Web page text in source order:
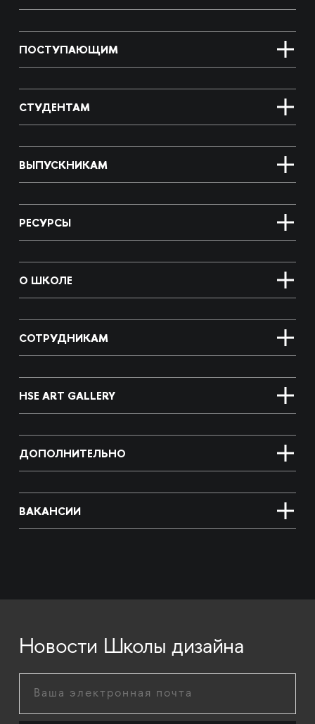
ПОСТУПАЮЩИМ
СТУДЕНТАМ
ВЫПУСКНИКАМ
РЕСУРСЫ
О ШКОЛЕ
СОТРУДНИКАМ
HSE ART GALLERY
ДОПОЛНИТЕЛЬНО
ВАКАНСИИ
Новости Школы дизайна